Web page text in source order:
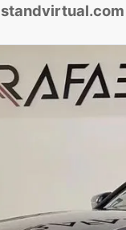
standvirtual.com